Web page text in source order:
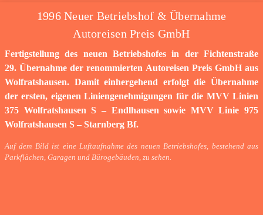
1996 Neuer Betriebshof & Übernahme
Autoreisen Preis GmbH
Fertigstellung des neuen Betriebshofes in der Fichtenstraße
29. Übernahme der renommierten Autoreisen Preis GmbH aus
Wolfratshausen. Damit einhergehend erfolgt die Übernahme
der ersten, eigenen Liniengenehmigungen für die MVV Linien
375 Wolfratshausen S – Endlhausen sowie MVV Linie 975
Wolfratshausen S – Starnberg Bf.
Auf dem Bild ist eine Luftaufnahme des neuen Betriebshofes, bestehend aus
Parkflächen, Garagen und Bürogebäuden, zu sehen.